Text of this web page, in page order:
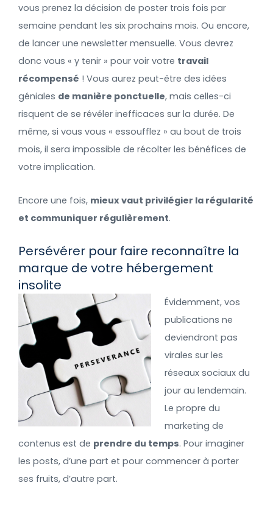
vous prenez la décision de poster trois fois par
semaine pendant les six prochains mois. Ou encore,
de lancer une newsletter mensuelle. Vous devrez
donc vous « y tenir » pour voir votre travail
récompensé ! Vous aurez peut-être des idées
géniales de manière ponctuelle, mais celles-ci
risquent de se révéler inefficaces sur la durée. De
même, si vous vous « essoufflez » au bout de trois
mois, il sera impossible de récolter les bénéfices de
votre implication.
Encore une fois, mieux vaut privilégier la régularité
et communiquer régulièrement.
Persévérer pour faire reconnaître la
marque de votre hébergement
insolite
Évidemment, vos
publications ne
deviendront pas
virales sur les
réseaux sociaux du
jour au lendemain.
Le propre du
marketing de
contenus est de prendre du temps. Pour imaginer
les posts, d’une part et pour commencer à porter
ses fruits, d’autre part.